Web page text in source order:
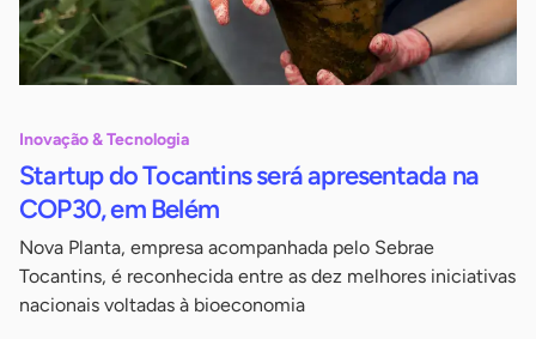
Inovação & Tecnologia
Startup do Tocantins será apresentada na
COP30, em Belém
Nova Planta, empresa acompanhada pelo Sebrae
Tocantins, é reconhecida entre as dez melhores iniciativas
nacionais voltadas à bioeconomia